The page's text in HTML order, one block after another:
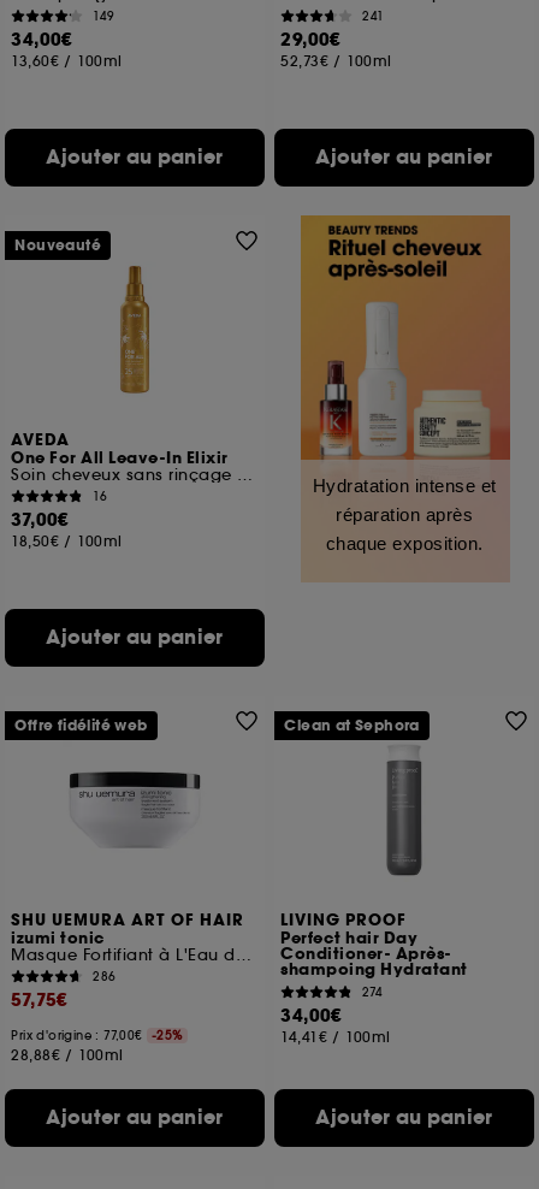
149
34,00€
13,60€ / 100ml
Ajouter au panier
241
29,00€
52,73€ / 100ml
Ajouter au panier
AVEDA
One For All Leave-In Elixir
Soin cheveux sans rinçage multi-bénéfices
16
37,00€
18,50€ / 100ml
Ajouter au panier
Nouveauté
Hydratation intense et
réparation après
chaque exposition.
SHU UEMURA ART OF HAIR
izumi tonic
Masque Fortifiant à L'Eau de Riz pour Cheveux Fragiles
286
57,75€
Prix d'origine : 77,00€ -25%
28,88€ / 100ml
Ajouter au panier
Offre fidélité web
LIVING PROOF
Perfect hair Day
Conditioner- Après-
shampoing Hydratant
274
34,00€
14,41€ / 100ml
Ajouter au panier
Clean at Sephora